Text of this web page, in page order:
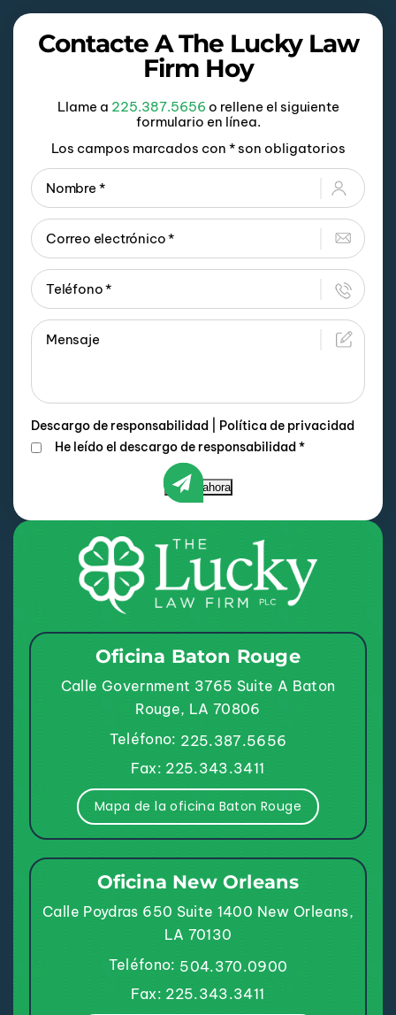
Contacte A The Lucky Law
Firm Hoy
Llame a 225.387.5656 o rellene el siguiente
formulario en línea.
Los campos marcados con * son obligatorios
Descargo de responsabilidad
Política de privacidad
He leído el descargo de responsabilidad*
Enviar ahora
Oficina Baton Rouge
Calle Government 3765 Suite A Baton
Rouge, LA 70806
Teléfono: 225.387.5656
Fax: 225.343.3411
Mapa de la oficina Baton Rouge
Oficina New Orleans
Calle Poydras 650 Suite 1400 New Orleans,
LA 70130
Teléfono: 504.370.0900
Fax: 225.343.3411